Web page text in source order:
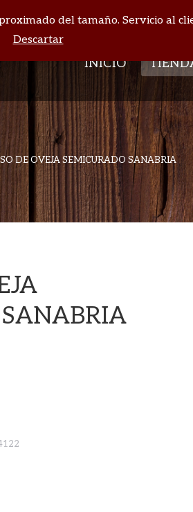
del tamaño. Servicio al
Descartar
INICIO
Estás aquí:
DE OVEJA SEMICURADO SANABRIA
INICIO